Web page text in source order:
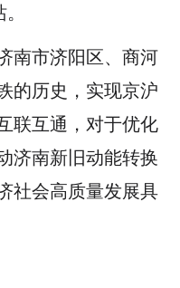
南市济阳区、商河
的历史，实现京沪
联互通，对于优化
济南新旧动能转换
社会高质量发展具